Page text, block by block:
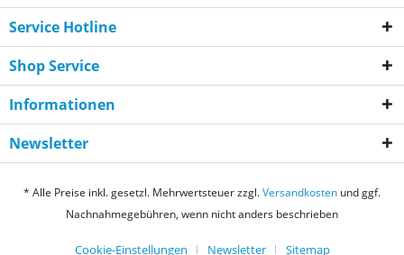
Service Hotline
Shop Service
Informationen
Newsletter
* Alle Preise inkl. gesetzl. Mehrwertsteuer zzgl.Versandkosten und ggf.
Nachnahmegebühren, wenn nicht anders beschrieben
Cookie-Einstellungen Newsletter Sitemap